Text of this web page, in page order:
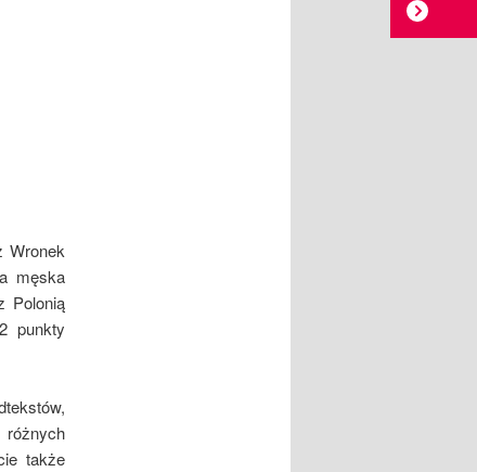
Wronek
męska
Polonią
punkty
także